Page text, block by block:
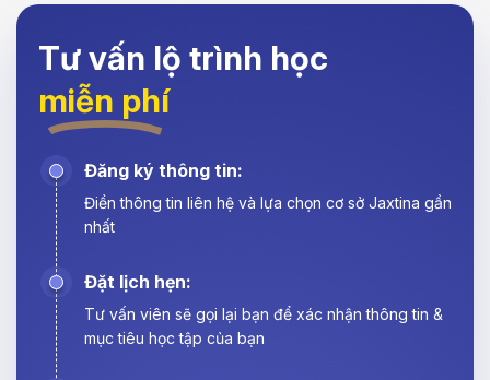
Tư vấn lộ trình học
miễn phí
Đăng ký thông tin:
Điền thông tin liên hệ và lựa chọn cơ sở Jaxtina gần
nhất
Đặt lịch hẹn:
Tư vấn viên sẽ gọi lại bạn để xác nhận thông tin &
mục tiêu học tập của bạn